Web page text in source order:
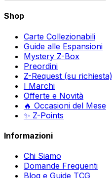
Shop
Carte Collezionabili
Guide alle Espansioni
Mystery Z-Box
Preordini
Z-Request (su richiesta)
I Marchi
Offerte e Novità
🔥 Occasioni del Mese
✨ Z-Points
Informazioni
Chi Siamo
Domande Frequenti
Blog e Guide TCG